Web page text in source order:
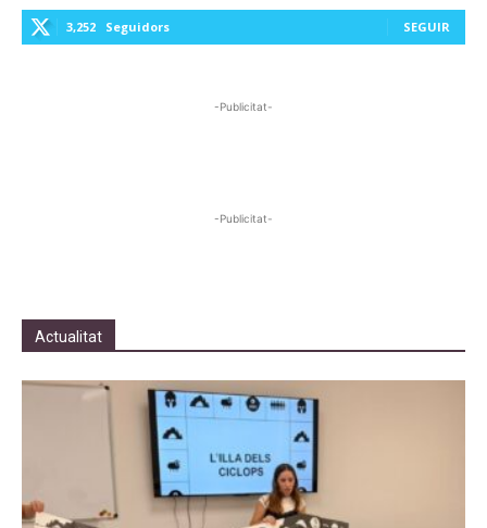
3,252 Seguidors SEGUIR
-Publicitat-
-Publicitat-
Actualitat